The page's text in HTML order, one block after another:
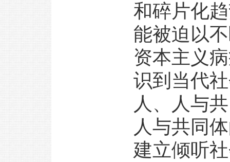
和碎片化
能被迫以
资本主义
识到当代
人、人与
人与共同
建立倾听